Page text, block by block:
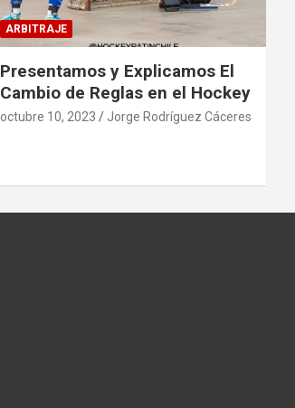
ARBITRAJE
Presentamos y Explicamos El
Cambio de Reglas en el Hockey
octubre 10, 2023 Jorge Rodríguez Cáceres